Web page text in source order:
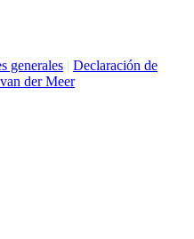
generales | Declaración de
der Meer